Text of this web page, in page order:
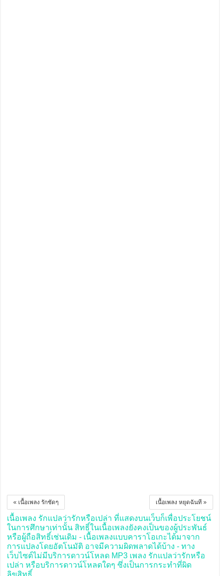
เนื้อเพลง หยุดฉันที »
« เนื้อเพลง รักชัดๆ
เนื้อเพลง รักแปลว่ารักหรือเปล่า ที่แสดงบนเว็บก็เพื่อประโยชน์
ในการศึกษาเท่านั้น สิทธิ์ในเนื้อเพลงยังคงเป็นของผู้ประพันธ์
หรือผู้ถือสิทธิ์เช่นเดิม - เนื้อเพลงแบบคาราโอเกะได้มาจาก
การแปลงโดยอัตโนมัติ อาจมีความผิดพลาดได้บ้าง - ทาง
เว็บไซต์ไม่มีบริการดาวน์โหลด MP3 เพลง รักแปลว่ารักหรือ
เปล่า หรือบริการดาวน์โหลดใดๆ ซึ่งเป็นการกระทำที่ผิด